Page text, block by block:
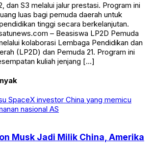
dan S3 melalui jalur prestasi. Program ini
luas bagi pemuda daerah untuk
tinggi secara berkelanjutan.
– Beasiswa LP2D Pemuda
kolaborasi Lembaga Pendidikan dan
(LP2D) dan Pemuda 21. Program ini
kuliah jenjang […]
Musk Jadi Milik China, Amerika